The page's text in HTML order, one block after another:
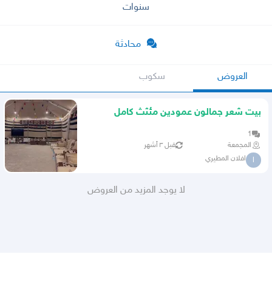
سنوات
محادثة
العروض سكوب
بيت شعر جمالون عمودين مئثث كامل
1
المجمعة
قبل ٣ أشهر
ا افلان المطيري
لا يوجد المزيد من العروض